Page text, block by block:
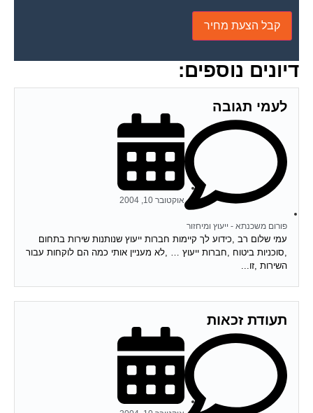
דיונים נוספים:
לעמי תגובה
פורום משכנתא - ייעוץ ומיחזור
אוקטובר 10, 2004
עמי שלום רב ,כידוע לך קיימות חברות ייעוץ שנותנות שירות בתחום
,סוכניות ביטוח ,חברות ייעוץ … ,לא מעניין אותי כמה הם לוקחות עבור
השירות ,זו...
תעודת זכאות